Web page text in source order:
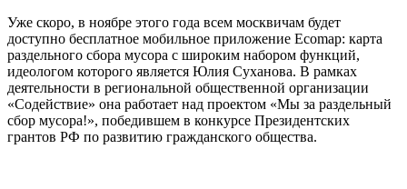
Уже скоро, в ноябре этого года всем москвичам будет
доступно бесплатное мобильное приложение Ecomap: карта
раздельного сбора мусора с широким набором функций,
идеологом которого является Юлия Суханова. В рамках
деятельности в региональной общественной организации
«Содействие» она работает над проектом «Мы за раздельный
сбор мусора!», победившем в конкурсе Президентских
грантов РФ по развитию гражданского общества.